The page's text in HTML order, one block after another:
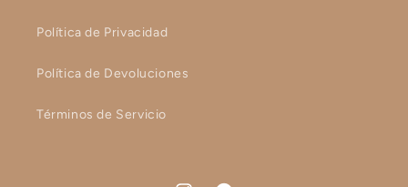
Política de Privacidad
Política de Devoluciones
Términos de Servicio